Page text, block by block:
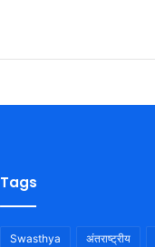
Tags
Swasthya अंतराष्ट्रीय